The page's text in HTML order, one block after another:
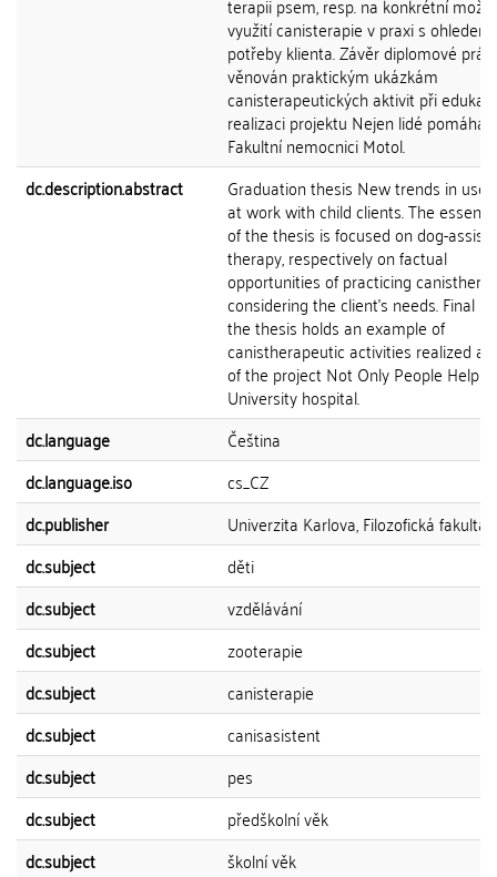
využití canisterapie v praxi s
potřeby klienta. Závěr diplomové
věnován praktickým ukázkám
canisterapeutických aktivit při
realizaci projektu Nejen lidé
Fakultní nemocnici Motol.
dc.description.abstract
Graduation thesis New trends in use
at work with child clients. The
of the thesis is focused on dog-
therapy, respectively on factual
opportunities of practicing
considering the client's needs. Final
the thesis holds an example of
canistherapeutic activities realized
of the project Not Only People Help
University hospital.
dc.language
Čeština
dc.language.iso
cs_CZ
dc.publisher
Univerzita Karlova, Filozofická fakulta
dc.subject
děti
dc.subject
vzdělávání
dc.subject
zooterapie
dc.subject
canisterapie
dc.subject
canisasistent
dc.subject
pes
dc.subject
předškolní věk
dc.subject
školní věk